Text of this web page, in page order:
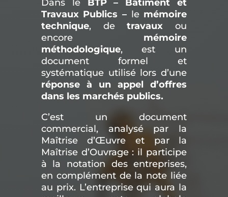
Dans le BTP – Bâtiment et
Travaux Publics – le mémoire
technique, detravaux ou
encore mémoire
méthodologique, est un
document formel et
systématique utilisé lors d’une
réponse à un appel d’offres
dans les marchés publics.
C’est un document
commercial, analysé par la
Maîtrise d’Œuvre et par la
Maîtrise d’Ouvrage : il participe
à la notation des entreprises,
en complément de la note liée
au prix. L’entreprise qui aura la